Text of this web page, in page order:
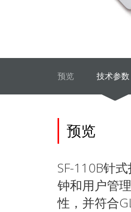
预览 技术参数
预览
SF-110B针
钟和用户管
性，并符合